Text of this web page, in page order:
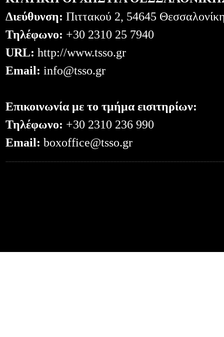
Διεύθυνση: Πιττακού 2, 54645
Τηλέφωνο: +30 2310 25 7940
URL: http://www.tsso.gr
Email: info@tsso.gr
Επικοινωνία με το τμήμα εισιτηρίων:
Τηλέφωνο: +30 2310 236 990
Email: boxoffice@tsso.gr